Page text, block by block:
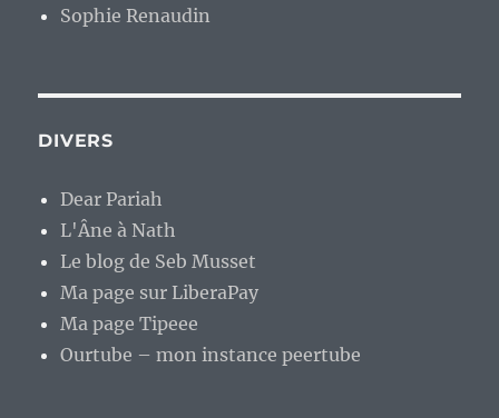
Sophie Renaudin
DIVERS
Dear Pariah
L'Âne à Nath
Le blog de Seb Musset
Ma page sur LiberaPay
Ma page Tipeee
Ourtube – mon instance peertube